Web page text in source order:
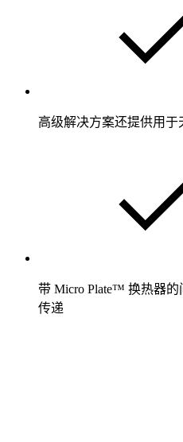
高级解决方案还提供用
带 Micro Plate™ 换热器
传递